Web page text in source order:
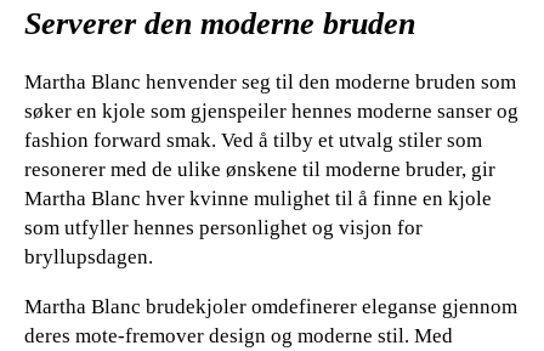
Serverer den moderne bruden
Martha Blanc henvender seg til den moderne bruden som
søker en kjole som gjenspeiler hennes moderne sanser og
fashion forward smak. Ved å tilby et utvalg stiler som
resonerer med de ulike ønskene til moderne bruder, gir
Martha Blanc hver kvinne mulighet til å finne en kjole
som utfyller hennes personlighet og visjon for
bryllupsdagen.
Martha Blanc brudekjoler omdefinerer eleganse gjennom
deres mote-fremover design og moderne stil. Med